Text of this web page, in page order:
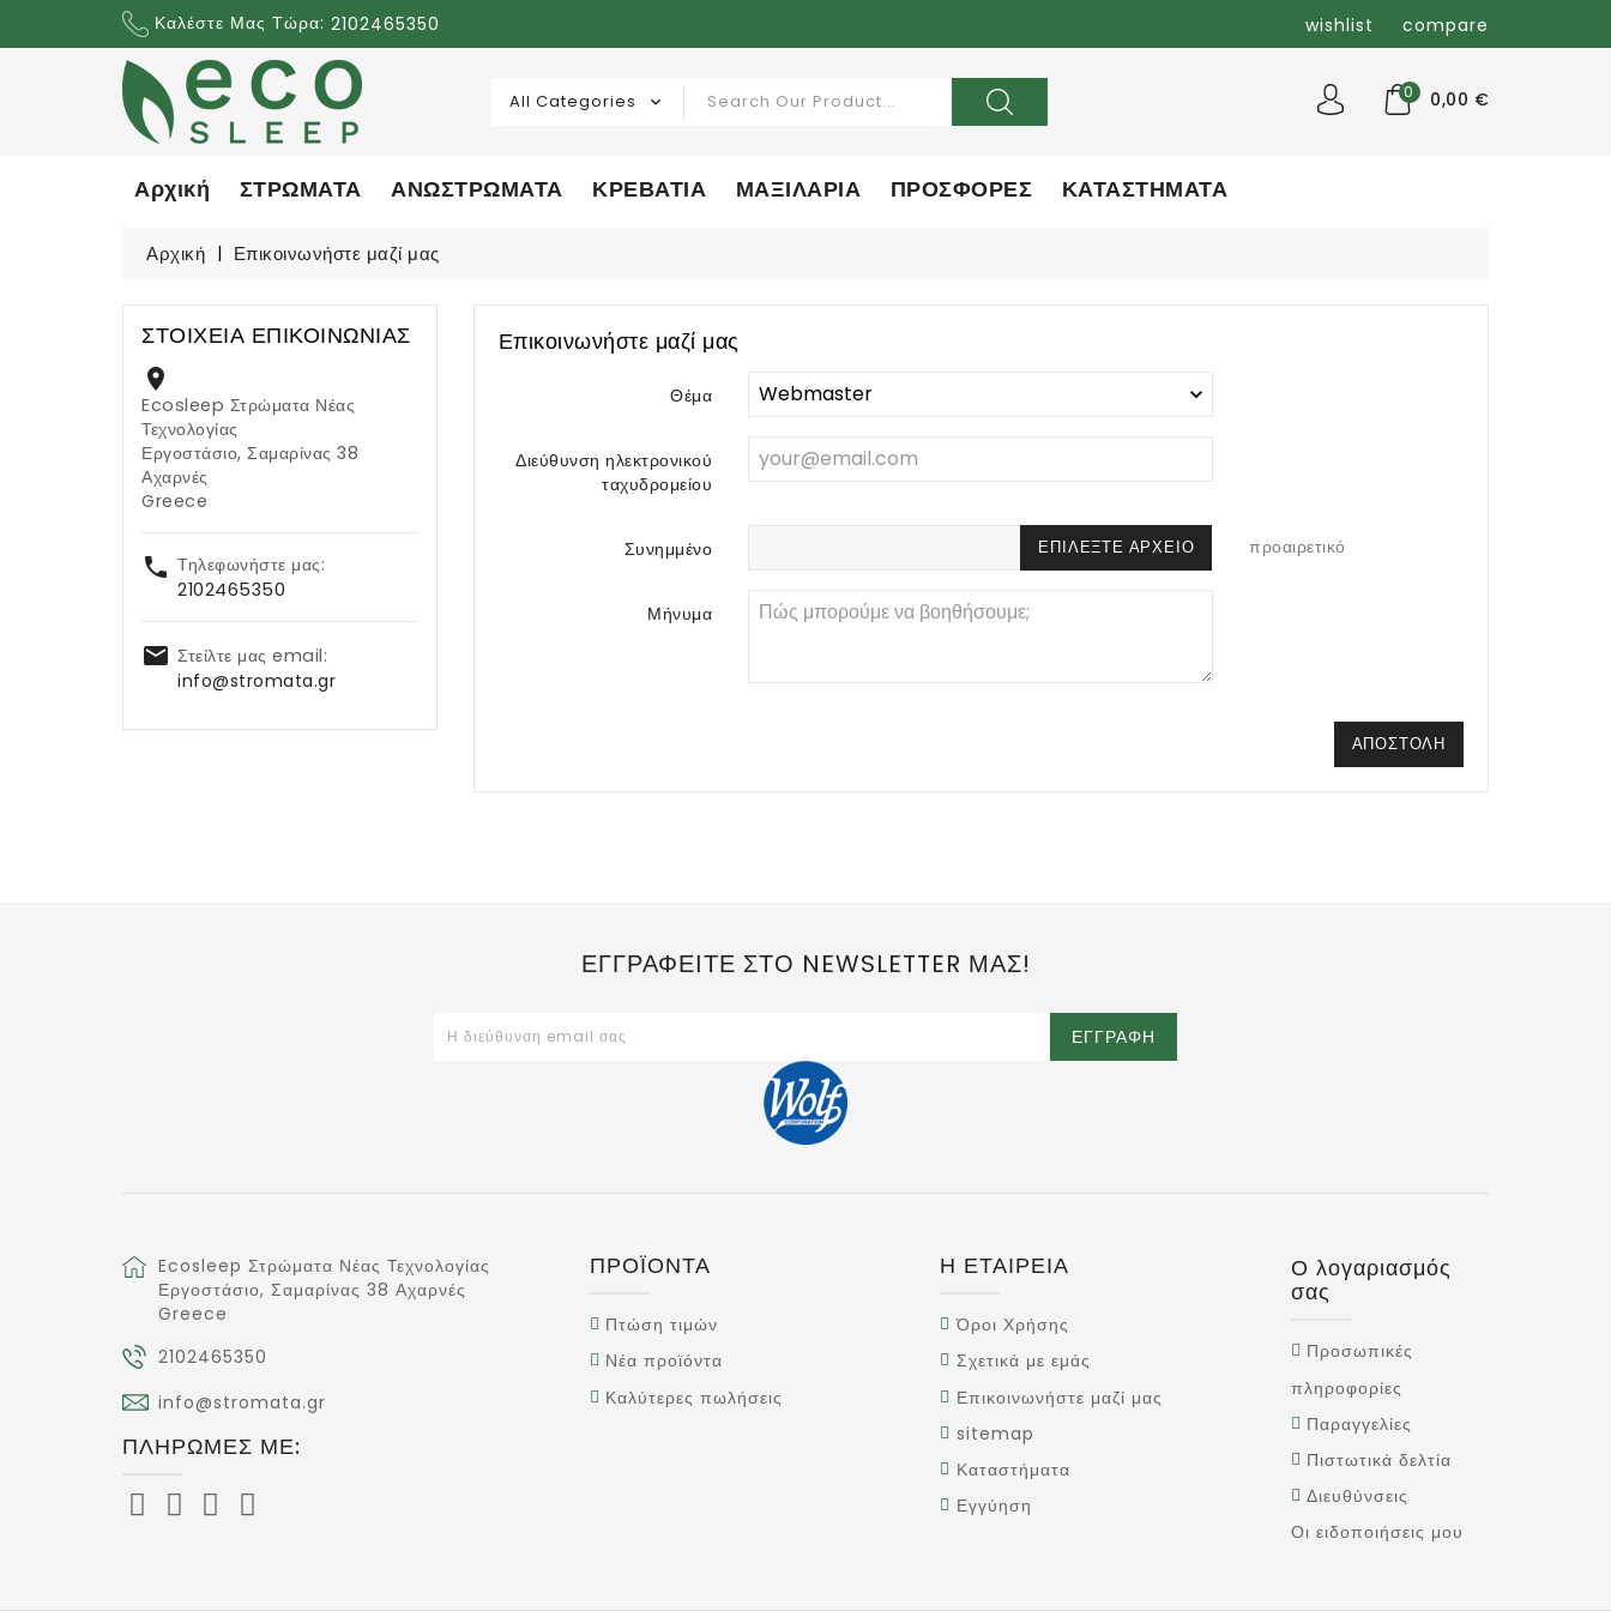
Καλέστε Μας Τώρα: 2102465350 wishlist compare
0 0,00 €
Αρχική ΣΤΡΩΜΑΤΑ ΑΝΩΣΤΡΩΜΑΤΑ ΚΡΕΒΑΤΙΑ ΜΑΞΙΛΑΡΙΑ ΠΡΟΣΦΟΡΕΣ ΚΑΤΑΣΤΗΜΑΤΑ
Αρχική Επικοινωνήστε μαζί μας
ΣΤΟΙΧΕΊΑ ΕΠΙΚΟΙΝΩΝΊΑΣ

Ecosleep Στρώματα Νέας
Τεχνολογίας
Εργοστάσιο, Σαμαρίνας 38
Αχαρνές
Greece
 Τηλεφωνήστε μας:
2102465350
 Στείλτε μας email:
info@stromata.gr
Επικοινωνήστε μαζί μας
Θέμα
Διεύθυνση ηλεκτρονικού
ταχυδρομείου
Συνημμένο ΕΠΙΛΈΞΤΕ ΑΡΧΕΊΟ προαιρετικό
Μήνυμα
ΕΓΓΡΑΦΕΙΤΕ ΣΤΟ NEWSLETTER ΜΑΣ!
Ecosleep Στρώματα Νέας Τεχνολογίας
Εργοστάσιο, Σαμαρίνας 38 Αχαρνές
Greece
2102465350
info@stromata.gr
ΠΛΗΡΩΜΈΣ ΜΕ:
ΠΡΟΪΌΝΤΑ
Πτώση τιμών
Νέα προϊόντα
Καλύτερες πωλήσεις
Η ΕΤΑΙΡΕΙΑ
Όροι Χρήσης
Σχετικά με εμάς
Επικοινωνήστε μαζί μας
sitemap
Καταστήματα
Εγγύηση
Ο λογαριασμός
σας
Προσωπικές
πληροφορίες
Παραγγελίες
Πιστωτικά δελτία
Διευθύνσεις
Οι ειδοποιήσεις μου